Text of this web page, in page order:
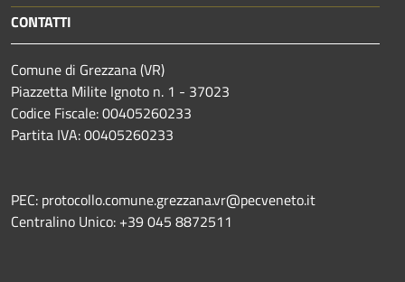
CONTATTI
Comune di Grezzana (VR)
Piazzetta Milite Ignoto n. 1 - 37023
Codice Fiscale: 00405260233
Partita IVA: 00405260233
PEC: protocollo.comune.grezzana.vr@pecveneto.it
Centralino Unico: +39 045 8872511